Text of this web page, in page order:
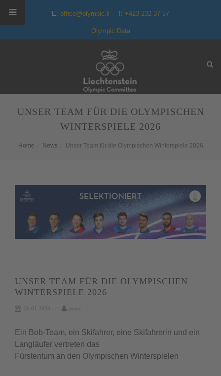
E: office@olympic.li T: +423 232 37 57
Olympic Data
UNSER TEAM FÜR DIE OLYMPISCHEN
WINTERSPIELE 2026
Home News Unser Team für die Olympischen Winterspiele 2026
UNSER TEAM FÜR DIE OLYMPISCHEN
WINTERSPIELE 2026
20.01.2026 petra
Ein Bob-Team, ein Skifahrer, eine Skifahrerin und ein
Langläufer vertreten das
Fürstentum an den Olympischen Winterspielen